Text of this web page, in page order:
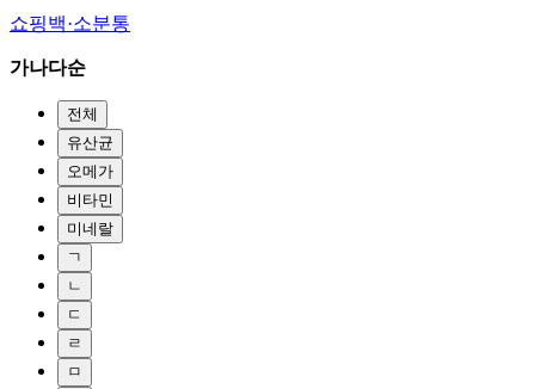
쇼핑백·소분통
가나다순
전체
유산균
오메가
비타민
미네랄
ㄱ
ㄴ
ㄷ
ㄹ
ㅁ